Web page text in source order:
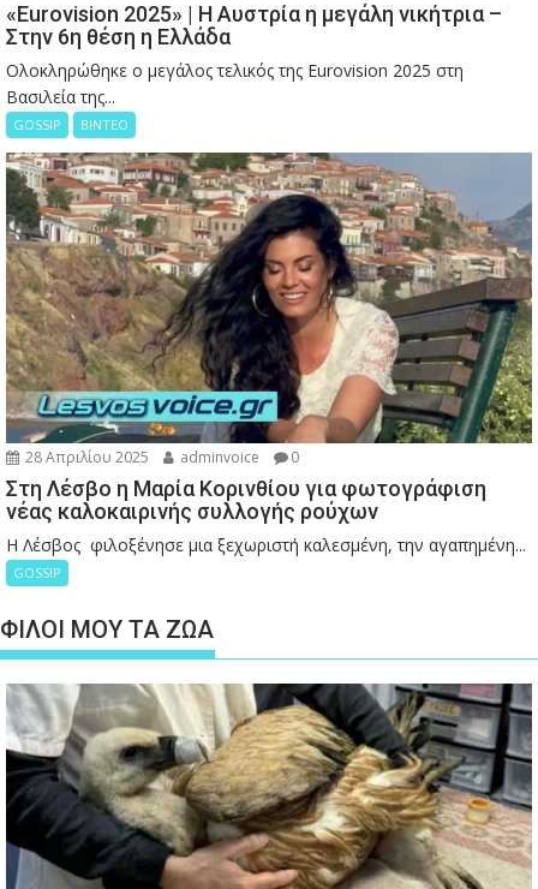
«Eurovision 2025» | Η Αυστρία η μεγάλη νικήτρια –
Στην 6η θέση η Ελλάδα
Ολοκληρώθηκε ο μεγάλος τελικός της Eurovision 2025 στη
Βασιλεία της...
GOSSIP ΒΙΝΤΕΟ
28 Απριλίου 2025 adminvoice 0
Στη Λέσβο η Μαρία Κορινθίου για φωτογράφιση
νέας καλοκαιρινής συλλογής ρούχων
Η Λέσβος φιλοξένησε μια ξεχωριστή καλεσμένη, την αγαπημένη...
GOSSIP
ΦΙΛΟΙ ΜΟΥ ΤΑ ΖΩΑ